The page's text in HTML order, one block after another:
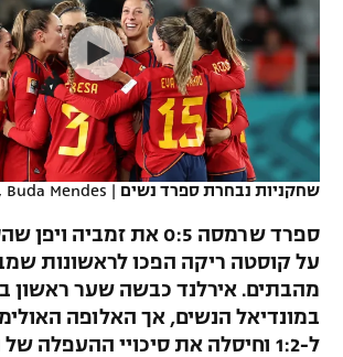
VOD
רץ ברשת
תוצאות
לוח שידורים
נבחרת ישראל
מכבי חיפה
בית"ר ירושלים
מכבי תל אביב
הפועל תל אביב
הפועל חיפה
הפועל באר שבע
ליגה ספרדית
ליגה איטלקית
ליגה צרפתית
ליגה טורקית
ליגה סינית
כדורסל נשים
מכבי תל אביב
הפועל חולון
הפועל ירושלים
דני אבדיה
יורוליג
יורוקאפ
טניס
כדוריד
כדורעף
ג'ודו
אגרוף
שחקניות נבחרת ספרד נשים |
Mendes
על קוסטה ריקה הפכו לראשונות
מהבתים. אירלנד כבשה שער ראשון
במונדיאל הנשים, אך האלופה
ל-1:2 וחיסלה את סיכויי ההעפלה של הירוקות